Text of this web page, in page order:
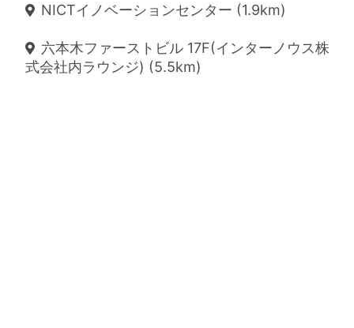
NICTイノベーションセンター (1.9km)
六本木ファーストビル 17F(インターノウス株
式会社内ラウンジ) (5.5km)